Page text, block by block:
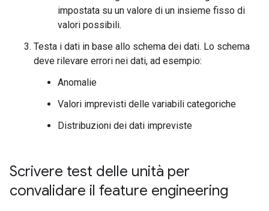
impostata su un valore di un insieme fisso di
valori possibili.
Testa i dati in base allo schema dei dati. Lo schema
deve rilevare errori nei dati, ad esempio:
Anomalie
Valori imprevisti delle variabili categoriche
Distribuzioni dei dati impreviste
Scrivere test delle unità per
convalidare il feature engineering